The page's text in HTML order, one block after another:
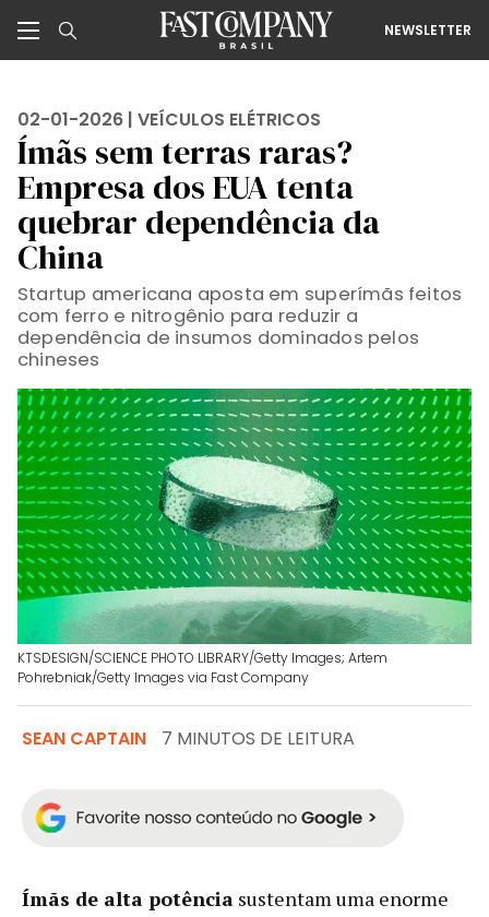
NEWSLETTER
02-01-2026 | VEÍCULOS ELÉTRICOS
Ímãs sem terras raras?
Empresa dos EUA tenta
quebrar dependência da
China
Startup americana aposta em superímãs feitos
com ferro e nitrogênio para reduzir a
dependência de insumos dominados pelos
chineses
KTSDESIGN/SCIENCE PHOTO LIBRARY/Getty Images; Artem
Pohrebniak/Getty Images via Fast Company
SEAN CAPTAIN 7 MINUTOS DE LEITURA
Ímãs de alta potência sustentam uma enorme